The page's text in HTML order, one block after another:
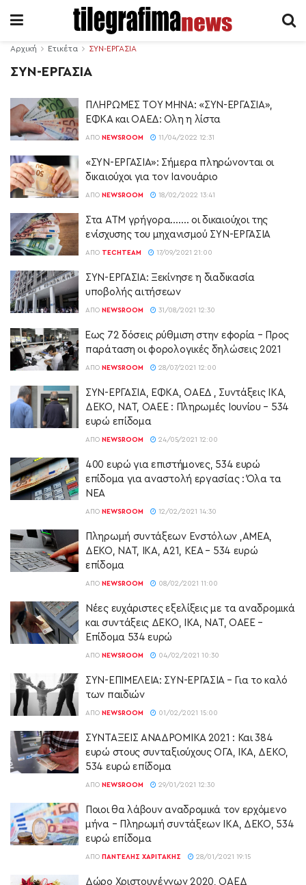
Αρχική Ετικέτα ΣΥΝ-ΕΡΓΑΣΙΑ
ΣΥΝ-ΕΡΓΑΣΙΑ
ΠΛΗΡΩΜΕΣ ΤΟΥ ΜΗΝΑ: «ΣΥΝ-ΕΡΓΑΣΙΑ»,
ΕΦΚΑ και ΟΑΕΔ: Όλη η λίστα
ΑΠΌ NEWSROOM 11/04/2022 12:31
«ΣΥΝ-ΕΡΓΑΣΙΑ»: Σήμερα πληρώνονται οι
δικαιούχοι για τον Ιανουάριο
ΑΠΌ NEWSROOM 18/02/2022 13:41
Στα ΑΤΜ γρήγορα……. οι δικαιούχοι της
ενίσχυσης του μηχανισμού ΣΥΝ-ΕΡΓΑΣΙΑ
ΑΠΌ TECHTEAM 17/09/2021 21:00
ΣΥΝ-ΕΡΓΑΣΙΑ: Ξεκίνησε η διαδικασία
υποβολής αιτήσεων
ΑΠΌ NEWSROOM 31/08/2021 12:30
Έως 72 δόσεις ρύθμιση στην εφορία – Προς
παράταση οι φορολογικές δηλώσεις 2021
ΑΠΌ NEWSROOM 28/07/2021 12:00
ΣΥΝ-ΕΡΓΑΣΙΑ, ΕΦΚΑ, ΟΑΕΔ , Συντάξεις ΙΚΑ,
ΔΕΚΟ, ΝΑΤ, ΟΑΕΕ : Πληρωμές Ιουνίου – 534
ευρώ επίδομα
ΑΠΌ NEWSROOM 24/05/2021 12:00
400 ευρώ για επιστήμονες, 534 ευρώ
επίδομα για αναστολή εργασίας : Όλα τα
ΝΕΑ
ΑΠΌ NEWSROOM 12/02/2021 14:30
Πληρωμή συντάξεων Ενστόλων ,ΑΜΕΑ,
ΔΕΚΟ, ΝΑΤ, ΙΚΑ, Α21, ΚΕΑ – 534 ευρώ
επίδομα
ΑΠΌ NEWSROOM 08/02/2021 11:00
Νέες ευχάριστες εξελίξεις με τα αναδρομικά
και συντάξεις ΔΕΚΟ, ΙΚΑ, ΝΑΤ, ΟΑΕΕ –
Επίδομα 534 ευρώ
ΑΠΌ NEWSROOM 04/02/2021 10:30
ΣΥΝ-ΕΠΙΜΕΛΕΙΑ: ΣΥΝ-ΕΡΓΑΣΙΑ – Για το καλό
των παιδιών
ΑΠΌ NEWSROOM 01/02/2021 15:00
ΣΥΝΤΑΞΕΙΣ ΑΝΑΔΡΟΜΙΚΑ 2021 : Και 384
ευρώ στους συνταξιούχους ΟΓΑ, ΙΚΑ, ΔΕΚΟ,
534 ευρώ επίδομα
ΑΠΌ NEWSROOM 29/01/2021 12:30
Ποιοι θα λάβουν αναδρομικά τον ερχόμενο
μήνα – Πληρωμή συντάξεων ΙΚΑ, ΔΕΚΟ, 534
ευρώ επίδομα
ΑΠΌ ΠΑΝΤΕΛΉΣ ΧΑΡΙΤΆΚΗΣ 28/01/2021 19:15
Δώρο Χριστουγέννων 2020, ΟΑΕΔ